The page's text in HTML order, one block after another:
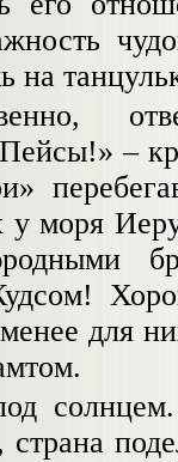
–
моря
для